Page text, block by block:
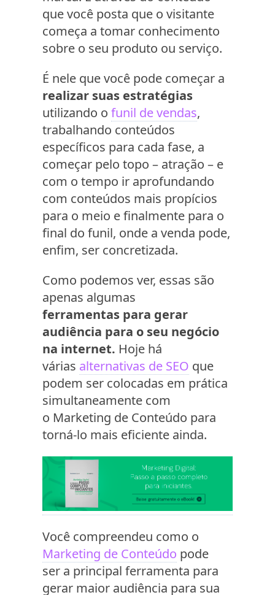
que você posta que o visitante
começa a tomar conhecimento
sobre o seu produto ou serviço.
É nele que você pode começar a
realizar suas estratégias
utilizando o funil de vendas,
trabalhando conteúdos
específicos para cada fase, a
começar pelo topo – atração – e
com o tempo ir aprofundando
com conteúdos mais propícios
para o meio e finalmente para o
final do funil, onde a venda pode,
enfim, ser concretizada.
Como podemos ver, essas são
apenas algumas
ferramentas para gerar
audiência para o seu negócio
na internet. Hoje há
várias alternativas de SEO que
podem ser colocadas em prática
simultaneamente com
o Marketing de Conteúdo para
torná-lo mais eficiente ainda.
Você compreendeu como o
Marketing de Conteúdo pode
ser a principal ferramenta para
gerar maior audiência para sua